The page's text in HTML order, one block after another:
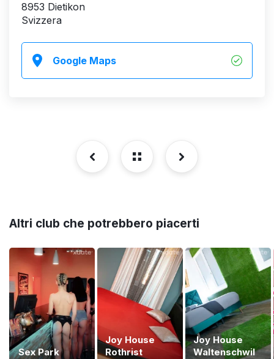
8953 Dietikon
Svizzera
Google Maps
Altri club che potrebbero piacerti
Sex Park
Joy House
Rothrist
Joy House
Waltenschwil